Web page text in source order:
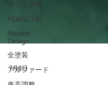
オイル交換
PORSCHE
Maxton
Design
全塗装
アルファード
7月8日